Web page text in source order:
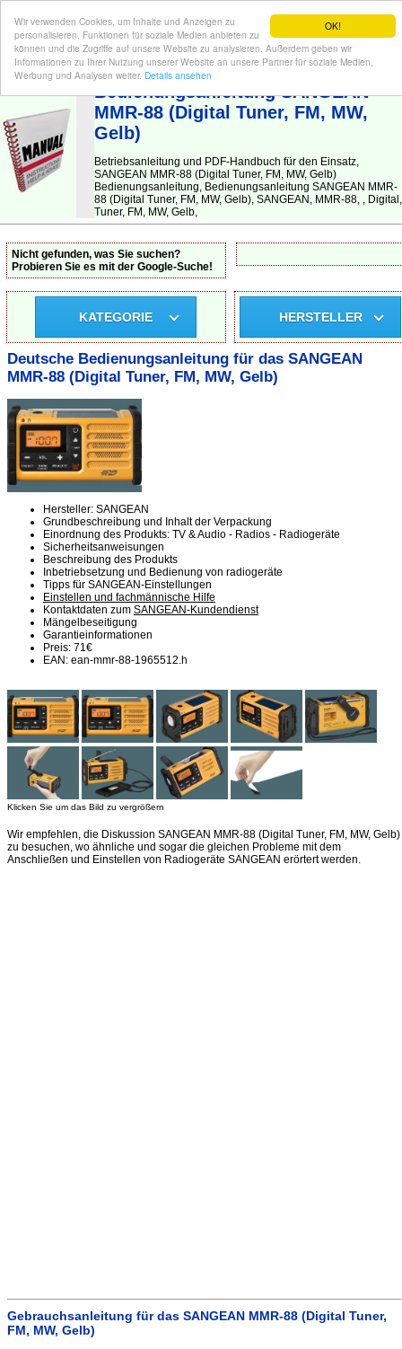
OK!
Wir verwenden Cookies, um Inhalte und Anzeigen zu
personalisieren, Funktionen für soziale Medien anbieten zu
können und die Zugriffe auf unsere Website zu analysieren. Außerdem geben wir
Informationen zu Ihrer Nutzung unserer Website an unsere Partner für soziale Medien,
Werbung und Analysen weiter. Details ansehen
BEDIENUNGSANLEITUNG| Hier finden Sie die deutsche Anleitung!
Bedienungsanleitung SANGEAN
MMR-88 (Digital Tuner, FM, MW,
Gelb)
Betriebsanleitung und PDF-Handbuch für den Einsatz,
SANGEAN MMR-88 (Digital Tuner, FM, MW, Gelb)
Bedienungsanleitung, Bedienungsanleitung SANGEAN MMR-
88 (Digital Tuner, FM, MW, Gelb), SANGEAN, MMR-88, , Digital,
Tuner, FM, MW, Gelb,
Nicht gefunden, was Sie suchen?
Probieren Sie es mit der Google-Suche!
KATEGORIE HERSTELLER
Deutsche Bedienungsanleitung für das SANGEAN
MMR-88 (Digital Tuner, FM, MW, Gelb)
Hersteller: SANGEAN
Grundbeschreibung und Inhalt der Verpackung
Einordnung des Produkts: TV & Audio - Radios - Radiogeräte
Sicherheitsanweisungen
Beschreibung des Produkts
Inbetriebsetzung und Bedienung von radiogeräte
Tipps für SANGEAN-Einstellungen
Einstellen und fachmännische Hilfe
Kontaktdaten zum SANGEAN-Kundendienst
Mängelbeseitigung
Garantieinformationen
Preis: 71€
EAN: ean-mmr-88-1965512.h
Klicken Sie um das Bild zu vergrößern
Wir empfehlen, die Diskussion SANGEAN MMR-88 (Digital Tuner, FM, MW, Gelb)
zu besuchen, wo ähnliche und sogar die gleichen Probleme mit dem
Anschließen und Einstellen von Radiogeräte SANGEAN erörtert werden.
Gebrauchsanleitung für das SANGEAN MMR-88 (Digital Tuner,
FM, MW, Gelb)